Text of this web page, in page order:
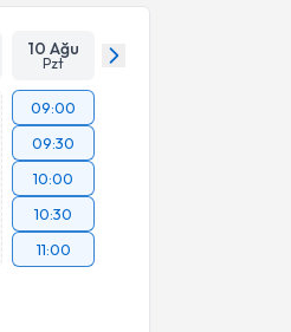
10 Ağu
Pzt
09:00
09:30
10:00
10:30
11:00